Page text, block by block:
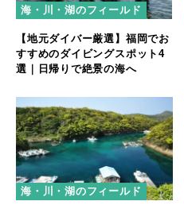
海・川・湖のフィールド
【地元ダイバー厳選】福岡でお
すすめのダイビングスポット4
選｜日帰りで絶景の海へ
海・川・湖のフィールド